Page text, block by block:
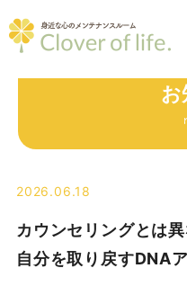
お
2026.06.18
カウンセリングとは
自分を取り戻すDNA